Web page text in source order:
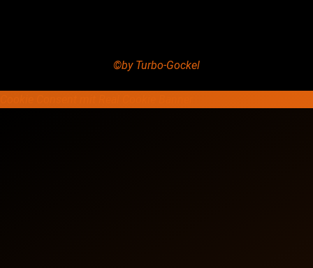
©by Turbo-Gockel